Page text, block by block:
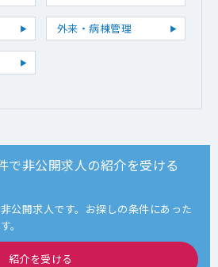
外来・病棟管理
で非公開求人の紹介を受ける
公開求人です。お探しの条件にあった
。
紹介を受ける